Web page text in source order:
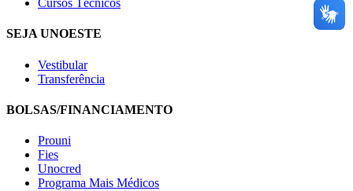
Cursos Técnicos
SEJA UNOESTE
Vestibular
Transferência
BOLSAS/FINANCIAMENTO
Prouni
Fies
Unocred
Programa Mais Médicos